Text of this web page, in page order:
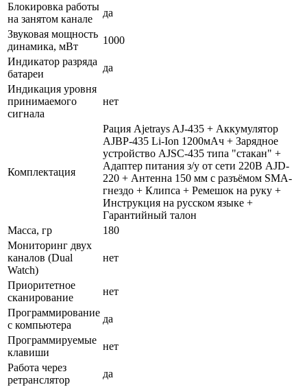
Блокировка работы
на занятом канале
да
Звуковая мощность
динамика, мВт
1000
Индикатор разряда
батареи
да
Индикация уровня
принимаемого
сигнала
нет
Комплектация
Рация Ajetrays AJ-435 + Аккумулятор
AJBP-435 Li-Ion 1200мАч + Зарядное
устройство AJSC-435 типа "стакан" +
Адаптер питания з/у от сети 220В AJD-
220 + Антенна 150 мм с разъёмом SMA-
гнездо + Клипса + Ремешок на руку +
Инструкция на русском языке +
Гарантийный талон
Масса, гр
180
Мониторинг двух
каналов (Dual
Watch)
нет
Приоритетное
сканирование
нет
Программирование
с компьютера
да
Программируемые
клавиши
нет
Работа через
ретранслятор
да